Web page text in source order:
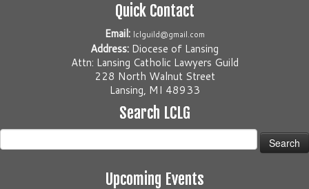
Quick Contact
Email: lclguild@gmail.com
Address: Diocese of Lansing
Attn: Lansing Catholic Lawyers Guild
228 North Walnut Street
Lansing, MI 48933
Search LCLG
Search
for:
Upcoming Events